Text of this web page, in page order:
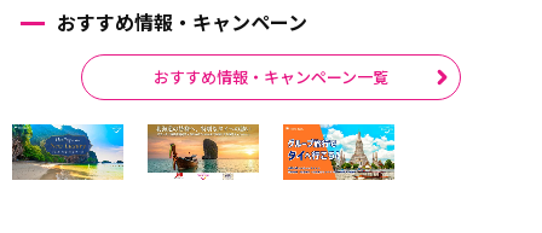
おすすめ情報・キャンペーン
おすすめ情報・キャンペーン一覧